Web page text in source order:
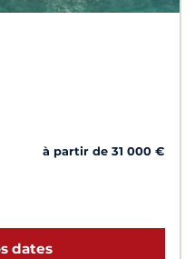
à partir de 31 000 €
dates